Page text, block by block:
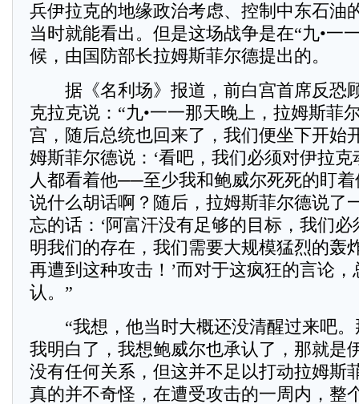
兵伊拉克的地缘政治考虑、控制中东石油
当时就能看出。但是这场战争是在“九•一
候，由国防部长拉姆斯菲尔德提出的。
据《名利场》报道，前白宫首席反恐
克拉克说：“九•一一那天晚上，拉姆斯菲
宫，随后总统也回来了，我们便坐下开始
姆斯菲尔德说：‘看吧，我们必须对伊拉克
人都看着他──至少我和鲍威尔死死的盯
说什么胡话啊？随后，拉姆斯菲尔德说了
忘的话：‘阿富汗没有足够的目标，我们
明我们的存在，我们需要大规模猛烈的轰
再遭到这种攻击！’而对于这疯狂的言论
认。”
“我想，他当时大概还没清醒过来吧。
我明白了，我想鲍威尔也承认了，那就是
没有任何关系，但这并不足以打动拉姆斯
真的并不奇怪，在遭受攻击的一周内，整